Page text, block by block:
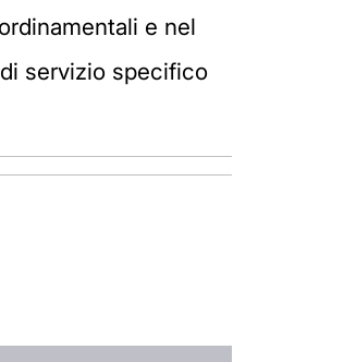
e nel
servizio specifico